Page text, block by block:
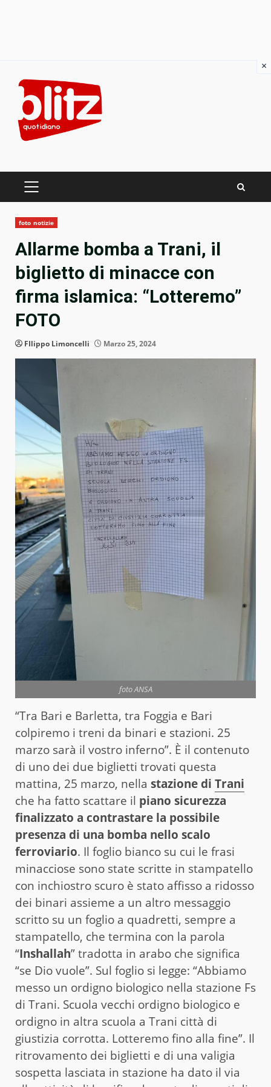
content
PRIMARY
foto notizie
Allarme bomba a Trani, il
biglietto di minacce con
firma islamica: “Lotteremo”
FOTO
FIlippo Limoncelli Marzo 25, 2024
foto ANSA
“Tra Bari e Barletta, tra Foggia e Bari
colpiremo i treni da binari e stazioni. 25
marzo sarà il vostro inferno”. È il contenuto
di uno dei due biglietti trovati questa
mattina, 25 marzo, nella stazione di Trani
che ha fatto scattare il piano sicurezza
finalizzato a contrastare la possibile
presenza di una bomba nello scalo
ferroviario. Il foglio bianco su cui le frasi
minacciose sono state scritte in stampatello
con inchiostro scuro è stato affisso a ridosso
dei binari assieme a un altro messaggio
scritto su un foglio a quadretti, sempre a
stampatello, che termina con la parola
“Inshallah” tradotta in arabo che significa
“se Dio vuole”. Sul foglio si legge: “Abbiamo
messo un ordigno biologico nella stazione Fs
di Trani. Scuola vecchi ordigno biologico e
ordigno in altra scuola a Trani città di
giustizia corrotta. Lotteremo fino alla fine”. Il
ritrovamento dei biglietti e di una valigia
sospetta lasciata in stazione ha dato il via
×